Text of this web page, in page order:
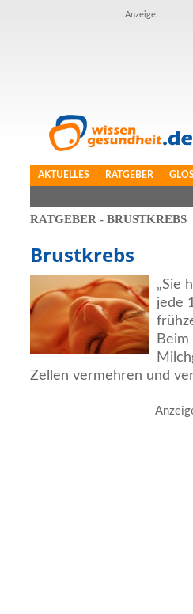
Anzeige:
AKTUELLES RATGEBER
RATGEBER - BRUSTKREBS
Brustkrebs
„Sie
jede
Zellen vermehren und